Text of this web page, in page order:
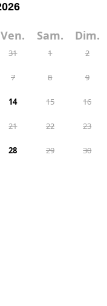
Ven. Sam. Dim.
31 1 2
7 8 9
14 15 16
21 22 23
28 29 30